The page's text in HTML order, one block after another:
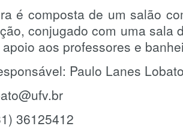
é composta de um salão
conjugado com uma sala
aos professores e
Paulo Lanes
36125412